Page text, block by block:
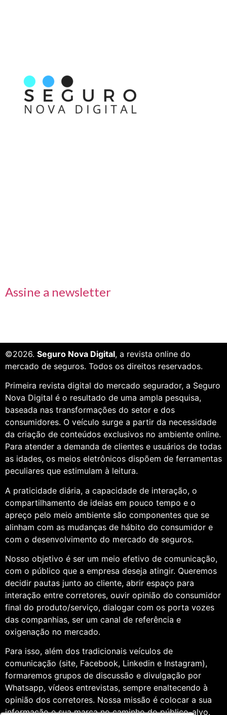
Assine a newsletter
©2026. Seguro Nova Digital, a revista online do
mercado de seguros. Todos os direitos reservados.
Primeira revista digital do mercado segurador, a Seguro
Nova Digital é o resultado de uma ampla pesquisa,
baseada nas transformações do setor e dos
consumidores. O veículo surge a partir da necessidade
da criação de conteúdos exclusivos no ambiente online.
Para atender a demanda de clientes e usuários de todas
as idades, os meios eletrônicos dispõem de ferramentas
peculiares que estimulam à leitura.
A praticidade diária, a capacidade de interação, o
compartilhamento de ideias em pouco tempo e o
apreço pelo meio ambiente são componentes que se
alinham com as mudanças de hábito do consumidor e
com o desenvolvimento do mercado de seguros.
Nosso objetivo é ser um meio efetivo de comunicação,
com o público que a empresa deseja atingir. Queremos
decidir pautas junto ao cliente, abrir espaço para
interação entre corretores, ouvir opinião do consumidor
final do produto/serviço, dialogar com os porta vozes
das companhias, ser um canal de referência e
oxigenação no mercado.
Para isso, além dos tradicionais veículos de
comunicação (site, Facebook, Linkedin e Instagram),
formaremos grupos de discussão e divulgação por
Whatsapp, vídeos entrevistas, sempre enaltecendo à
opinião dos corretores. Nossa missão é colocar a sua
informação e sua marca no caminho do público-alvo.